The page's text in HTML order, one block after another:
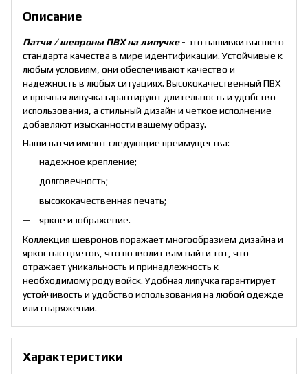
Описание
Патчи / шевроны ПВХ на липучке- это нашивки высшего
стандарта качества в мире идентификации. Устойчивые к
любым условиям, они обеспечивают качество и
надежность в любых ситуациях. Высококачественный ПВХ
и прочная липучка гарантируют длительность и удобство
использования, а стильный дизайн и четкое исполнение
добавляют изысканности вашему образу.
Наши патчи имеют следующие преимущества:
надежное крепление;
долговечность;
высококачественная печать;
яркое изображение.
Коллекция шевронов поражает многообразием дизайна и
яркостью цветов, что позволит вам найти тот, что
отражает уникальность и принадлежность к
необходимому роду войск. Удобная липучка гарантирует
устойчивость и удобство использования на любой одежде
или снаряжении.
Характеристики